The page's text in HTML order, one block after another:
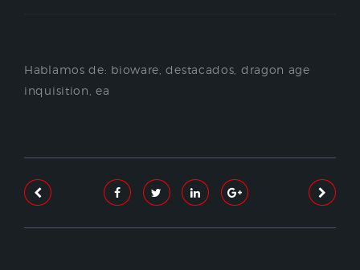
Hablamos de: bioware ,destacados dragon age
inquisition ,ea